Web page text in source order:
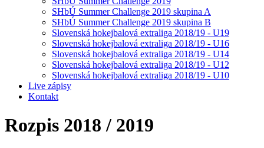
SHbÚ Summer Challenge 2019 skupina A
SHbÚ Summer Challenge 2019 skupina B
Slovenská hokejbalová extraliga 2018/19 - U19
Slovenská hokejbalová extraliga 2018/19 - U16
Slovenská hokejbalová extraliga 2018/19 - U14
Slovenská hokejbalová extraliga 2018/19 - U12
Slovenská hokejbalová extraliga 2018/19 - U10
Live zápisy
Kontakt
Rozpis 2018 / 2019